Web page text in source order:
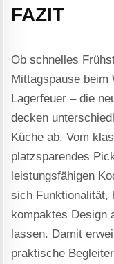
FAZIT
Ob schnelles
Mittagspause beim
Lagerfeuer – die
decken
Küche ab. Vom
platzsparendes
leistungsfähigen
sich Funktionalität,
kompaktes Design
lassen. Damit
praktische